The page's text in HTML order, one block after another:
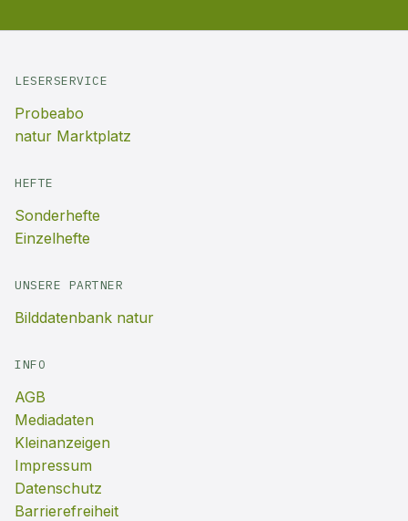
LESERSERVICE
Probeabo
natur Marktplatz
HEFTE
Sonderhefte
Einzelhefte
UNSERE PARTNER
Bilddatenbank natur
INFO
AGB
Mediadaten
Kleinanzeigen
Impressum
Datenschutz
Barrierefreiheit